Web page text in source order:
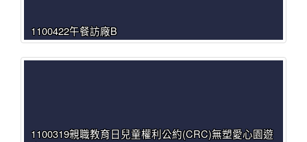
1100422午餐訪廠B
1100319親職教育日兒童權利公約(CRC)無塑愛心園遊